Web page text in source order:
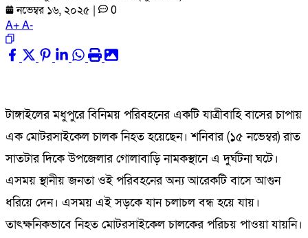
নভেম্বর ১৬, ২০২৫ |
0
A+A-
টাঙ্গাইলের মধুপুরে বিনিময় পরিবহনের একটি যাত্রীবাহি বাসের চাপায়
এক মোটরসাইকেল চালক নিহত হয়েছেন। শনিবার (১৫ নভেম্বর) রাত
সাতটার দিকে উপজেলার গোলাবাড়ি নামকস্থানে এ দুর্ঘটনা ঘটে।
এসময় স্থানীয় জনতা ওই পরিবহনের অন্য আরেকটি বাসে আগুন
ধরিয়ে দেন। এসময় এই সড়কে যান চলাচল বন্ধ হয়ে যায়।
তাৎক্ষনিকভাবে নিহত মোটরসাইকেল চালকের পরিচয় পাওয়া যায়নি।